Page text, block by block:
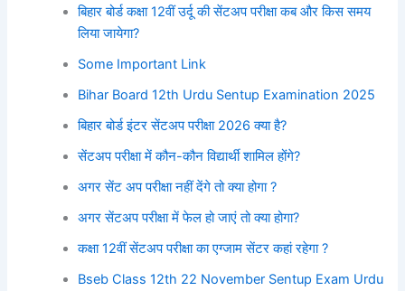
बिहार बोर्ड कक्षा 12वीं उर्दू की सेंटअप परीक्षा कब और किस समय
लिया जायेगा?
Some Important Link
Bihar Board 12th Urdu Sentup Examination 2025
बिहार बोर्ड इंटर सेंटअप परीक्षा 2026 क्या है?
सेंटअप परीक्षा में कौन-कौन विद्यार्थी शामिल होंगे?
अगर सेंट अप परीक्षा नहीं देंगे तो क्या होगा ?
अगर सेंटअप परीक्षा में फेल हो जाएं तो क्या होगा?
कक्षा 12वीं सेंटअप परीक्षा का एग्जाम सेंटर कहां रहेगा ?
Bseb Class 12th 22 November Sentup Exam Urdu